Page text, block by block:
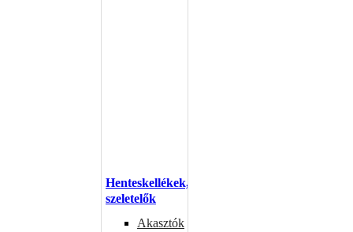
Henteskellékek,
szeletelők
Akasztók